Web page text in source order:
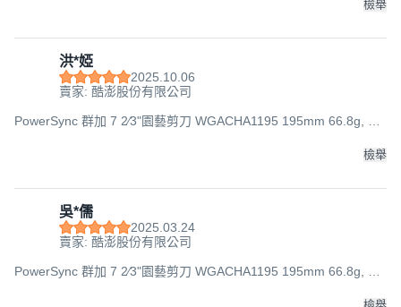
檢舉
洪*婭
2025.10.06
賣家: 酷澎股份有限公司
PowerSync 群加 7 2⁄3"園藝剪刀 WGACHA1195 195mm 66.8g, 1
檢舉
吳*儒
2025.03.24
賣家: 酷澎股份有限公司
PowerSync 群加 7 2⁄3"園藝剪刀 WGACHA1195 195mm 66.8g, 1